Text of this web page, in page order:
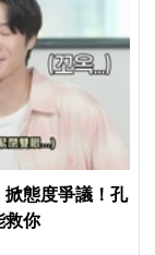
掀態度爭議！孔
救你